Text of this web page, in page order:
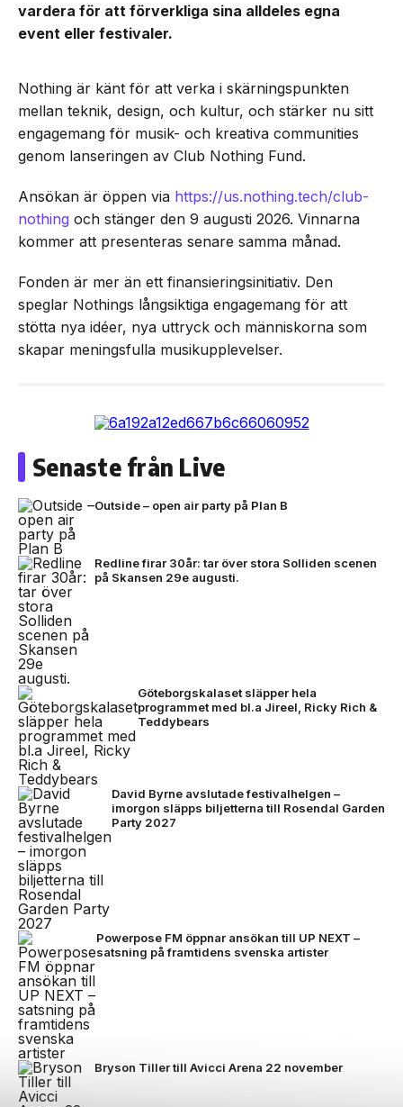
vardera för att förverkliga sina alldeles egna
event eller festivaler.
Nothing är känt för att verka i skärningspunkten
mellan teknik, design, och kultur, och stärker nu sitt
engagemang för musik- och kreativa communities
genom lanseringen av Club Nothing Fund.
Ansökan är öppen via https://us.nothing.tech/club-
nothing och stänger den 9 augusti 2026. Vinnarna
kommer att presenteras senare samma månad.
Fonden är mer än ett finansieringsinitiativ. Den
speglar Nothings långsiktiga engagemang för att
stötta nya idéer, nya uttryck och människorna som
skapar meningsfulla musikupplevelser.
Senaste från Live
Outside – open air party på Plan B
Redline firar 30år: tar över stora Solliden scenen
på Skansen 29e augusti.
Göteborgskalaset släpper hela
programmet med bl.a Jireel, Ricky Rich &
Teddybears
David Byrne avslutade festivalhelgen –
imorgon släpps biljetterna till Rosendal Garden
Party 2027
Powerpose FM öppnar ansökan till UP NEXT –
satsning på framtidens svenska artister
Bryson Tiller till Avicci Arena 22 november